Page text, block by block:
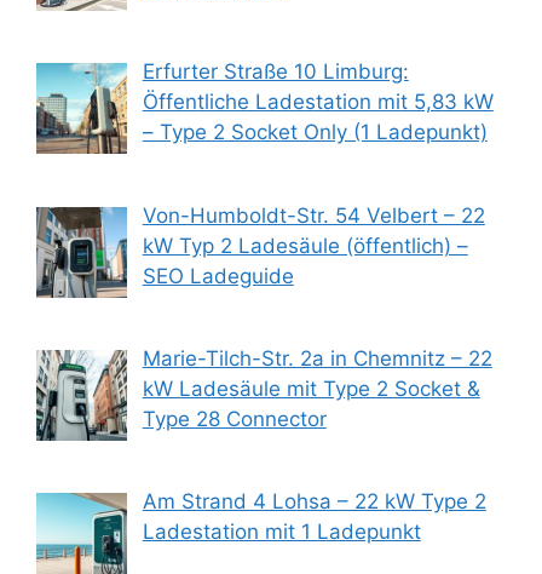
Erfurter Straße 10 Limburg:
Öffentliche Ladestation mit 5,83 kW
– Type 2 Socket Only (1 Ladepunkt)
Von-Humboldt-Str. 54 Velbert – 22
kW Typ 2 Ladesäule (öffentlich) –
SEO Ladeguide
Marie-Tilch-Str. 2a in Chemnitz – 22
kW Ladesäule mit Type 2 Socket &
Type 28 Connector
Am Strand 4 Lohsa – 22 kW Type 2
Ladestation mit 1 Ladepunkt